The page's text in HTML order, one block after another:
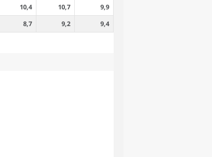
10,4 10,7
9,9
8,7 9,2
9,4